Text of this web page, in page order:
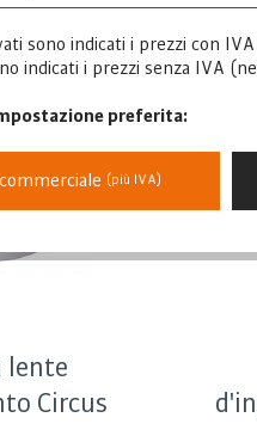
lente
Circus
sono indicati i prezzi con
indicati i prezzi senza IVA
preferita:
(più IVA)